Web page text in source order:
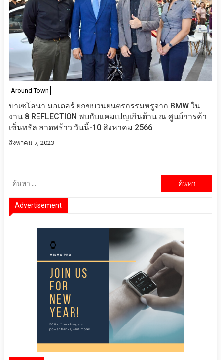
Around Town
บาเซโลนา มอเตอร์ ยกขบวนยนตรกรรมหรูจาก BMW ใน
งาน 8 REFLECTION พบกับแคมเปญเกินต้าน ณ ศูนย์การค้า
เซ็นทรัล ลาดพร้าว วันนี้-10 สิงหาคม 2566
สิงหาคม 7, 2023
สำหรับ:
Advertisement